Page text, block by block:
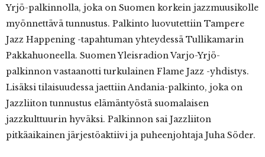
Yrjö-palkinnolla, joka on Suomen korkein jazzmuusikolle
myönnettävä tunnustus. Palkinto luovutettiin Tampere
Jazz Happening -tapahtuman yhteydessä Tullikamarin
Pakkahuoneella. Suomen Yleisradion Varjo-Yrjö-
palkinnon vastaanotti turkulainen Flame Jazz -yhdistys.
Lisäksi tilaisuudessa jaettiin Andania-palkinto, joka on
Jazzliiton tunnustus elämäntyöstä suomalaisen
jazzkulttuurin hyväksi. Palkinnon sai Jazzliiton
pitkäaikainen järjestöaktiivi ja puheenjohtaja Juha Söder.